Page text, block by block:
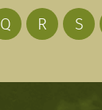
Q R S